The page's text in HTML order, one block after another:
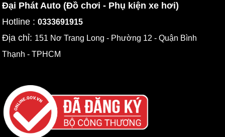
Đại Phát Auto (Đồ chơi - Phụ kiện xe hơi)
Hotline :0333691915
Địa chỉ: 151 Nơ Trang Long - Phường 12 - Quận Bình
Thạnh - TPHCM